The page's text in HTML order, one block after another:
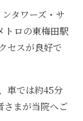
タワーズ・サ
トロの東梅田駅
セスが良好で
車では約45分
さまが当院へご